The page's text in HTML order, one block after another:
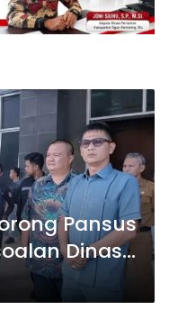
Pansus
Dinas